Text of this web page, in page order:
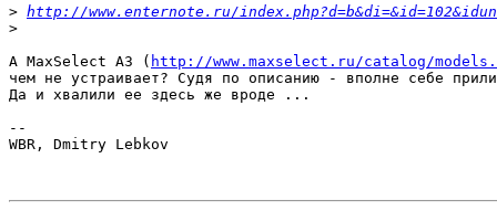
> http://www.enternote.ru/
>
А MaxSelect A3 ( http://www.maxselect.ru/catalog/
чем не устраивает? Судя по описанию - вполне себе
Да и хвалили ее здесь же вроде ...
--
WBR, Dmitry Lebkov